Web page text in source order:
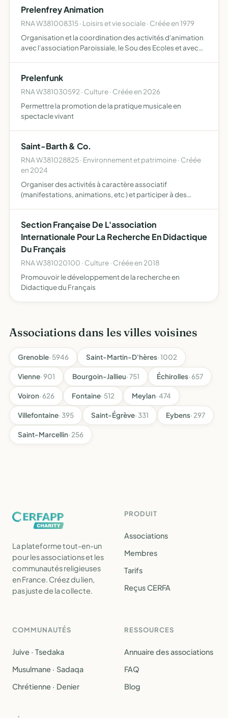
Prelenfrey Animation
RNA W381008315 · Loisirs et vie sociale · Créée en 1979
Organisation et la coordination des activités d'animation
avec l'association Paroissiale, le Sou des Ecoles et avec
Prelenfunk
RNA W381030592 · Culture · Créée en 2026
Permettre la promotion de la pratique musicale en
spectacle vivant
Saint-Barth & Co.
RNA W381028825 · Environnement et patrimoine · Créée
en 2024
Organiser des activités à caractère associatif
(manifestations, animations, etc ) et participer à des
Section Française De L'association
Internationale Pour La Recherche En Didactique
Du Français
RNA W381020100 · Culture · Créée en 2018
Promouvoir le développement de la recherche en
Didactique du Français
Associations dans les villes voisines
Grenoble· 5946 Saint-Martin-D'hères· 1002
Vienne· 901 Bourgoin-Jallieu· 751 Échirolles· 657
Voiron· 626 Fontaine· 512 Meylan· 474
Villefontaine· 395 Saint-Égrève· 331 Eybens· 297
Saint-Marcellin· 256
La plateforme tout-en-un
pour les associations et les
communautés religieuses
en France. Créez du lien,
pas juste de la collecte.
PRODUIT
Associations
Membres
Tarifs
Reçus CERFA
COMMUNAUTÉS
Juive · Tsedaka
Musulmane · Sadaqa
Chrétienne · Denier
RESSOURCES
Annuaire des associations
FAQ
Blog